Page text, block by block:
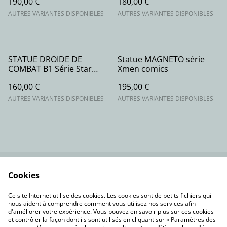
AUTRES VARIANTES DISPONIBLES AUTRES VARIANTES DISPONIBLES
STATUE DROIDE DE
COMBAT B1 Série Star
160,00 €
AUTRES VARIANTES DISPONIBLES
Statue MAGNETO série
Xmen comics
195,00 €
AUTRES VARIANTES DISPONIBLES
Politique de
confidentialité
Politique de cookies
Cookies
Ce site Internet utilise des cookies. Les cookies sont de petits fichiers qui
nous aident à comprendre comment vous utilisez nos services afin
d'améliorer votre expérience. Vous pouvez en savoir plus sur ces cookies
et contrôler la façon dont ils sont utilisés en cliquant sur « Paramètres des